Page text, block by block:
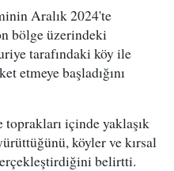
Aralık 2024'te
bölge üzerindeki
tarafındaki köy ile
etmeye başladığını
toprakları içinde yaklaşık
köyler ve kırsal
belirtti.